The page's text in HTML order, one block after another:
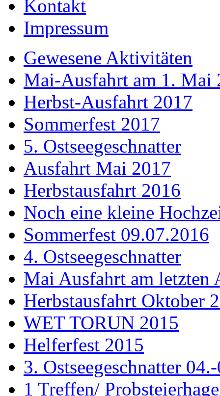
Kontakt
Impressum
Gewesene Aktivitäten
Mai-Ausfahrt am 1. Mai
Herbst-Ausfahrt 2017
Sommerfest 2017
5. Ostseegeschnatter
Ausfahrt Mai 2017
Herbstausfahrt 2016
Noch eine kleine
Sommerfest 09.07.2016
4. Ostseegeschnatter
Mai Ausfahrt am letzten
Herbstausfahrt Oktober
WET TORUN 2015
Helferfest 2015
3. Ostseegeschnatter
1 Treffen/